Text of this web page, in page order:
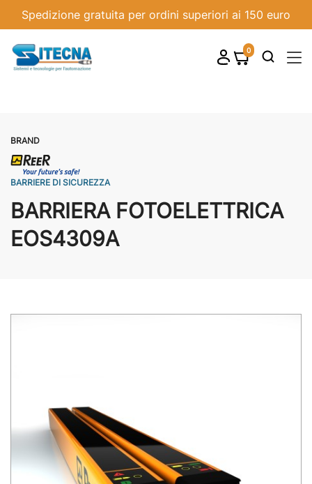
Spedizione gratuita per ordini superiori ai 150 euro
 shopping_cart0
BARRIERE DI SICUREZZA
BARRIERA FOTOELETTRICA
EOS4309A
BRAND